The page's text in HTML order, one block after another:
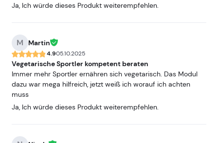
Ja, Ich würde dieses Produkt weiterempfehlen.
M Martin
4.905.10.2025
Vegetarische Sportler kompetent beraten
Immer mehr Sportler ernähren sich vegetarisch. Das Modul
dazu war mega hilfreich, jetzt weiß ich worauf ich achten
muss
Ja, Ich würde dieses Produkt weiterempfehlen.